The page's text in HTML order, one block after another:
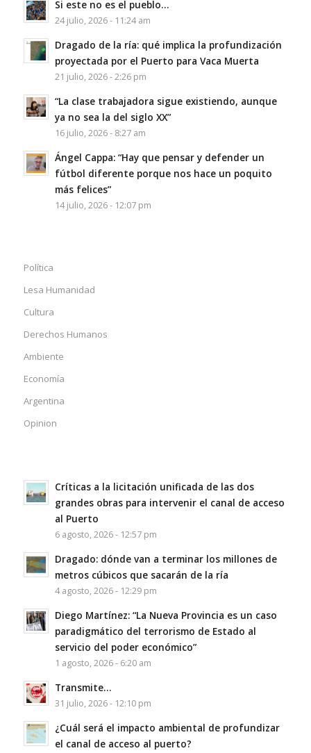
Si este no es el pueblo…
24 julio, 2026 - 11:24 am
Dragado de la ría: qué implica la profundización
proyectada por el Puerto para Vaca Muerta
21 julio, 2026 - 2:26 pm
“La clase trabajadora sigue existiendo, aunque
ya no sea la del siglo XX”
16 julio, 2026 - 8:27 am
Ángel Cappa: “Hay que pensar y defender un
fútbol diferente porque nos hace un poquito
más felices”
14 julio, 2026 - 12:07 pm
Política
Lesa Humanidad
Cultura
Derechos Humanos
Ambiente
Economía
Argentina
Opinion
Críticas a la licitación unificada de las dos
grandes obras para intervenir el canal de acceso
al Puerto
6 agosto, 2026 - 12:57 pm
Dragado: dónde van a terminar los millones de
metros cúbicos que sacarán de la ría
4 agosto, 2026 - 12:29 pm
Diego Martínez: “La Nueva Provincia es un caso
paradigmático del terrorismo de Estado al
servicio del poder económico”
1 agosto, 2026 - 6:20 am
Transmite…
31 julio, 2026 - 12:10 pm
¿Cuál será el impacto ambiental de profundizar
el canal de acceso al puerto?